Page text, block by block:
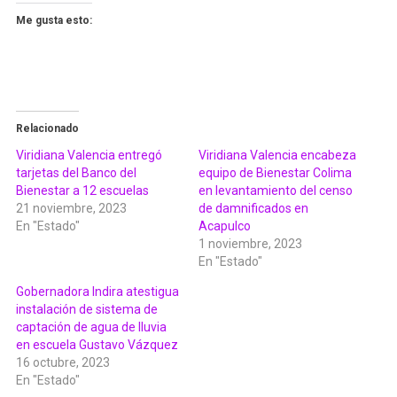
Me gusta esto:
Relacionado
Viridiana Valencia entregó
tarjetas del Banco del
Bienestar a 12 escuelas
21 noviembre, 2023
En "Estado"
Viridiana Valencia encabeza
equipo de Bienestar Colima
en levantamiento del censo
de damnificados en
Acapulco
1 noviembre, 2023
En "Estado"
Gobernadora Indira atestigua
instalación de sistema de
captación de agua de lluvia
en escuela Gustavo Vázquez
16 octubre, 2023
En "Estado"